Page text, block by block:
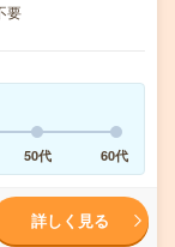
要
50代 60代
詳しく見る